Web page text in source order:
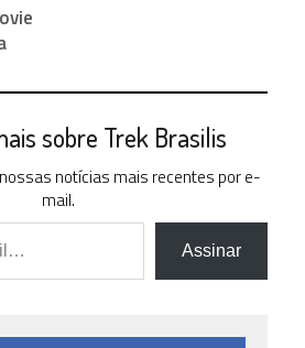
sobre Trek Brasilis
notícias mais recentes por e-
mail.
Assinar